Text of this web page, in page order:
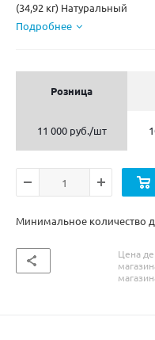
(34,92 кг) Натуральный
Подробнее
Розница
11 000 руб./шт
Минимальное количество
Цена